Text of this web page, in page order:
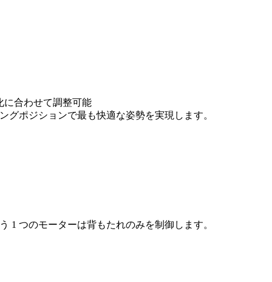
に合わせて調整可能
ポジションで最も快適な姿勢を実現します。
1 つのモーターは背もたれのみを制御します。